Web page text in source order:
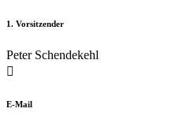
1. Vorsitzender
Peter Schendekehl

E-Mail